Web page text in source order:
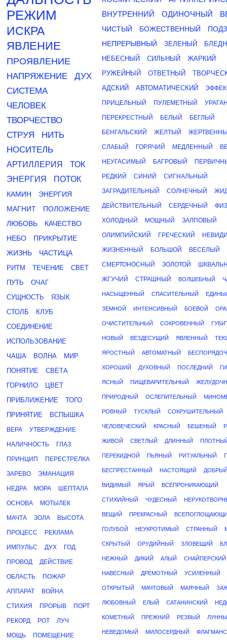
РЕЖИМ
ИСКРА
ЯВЛЕНИЕ
ПРОЯВЛЕНИЕ
НАПРЯЖЕНИЕ
ДУХ
СИСТЕМА
ЧЕЛОВЕК
ТВОРЧЕСТВО
СТРУЯ
НИТЬ
НОСИТЕЛЬ
АРТИЛЛЕРИЯ
ТОК
ЭНЕРГИЯ
ПОТОК
КАМИН
ЭНЕРГИЯ
МАГНИТ
ПОЛОЖЕНИЕ
ЛЮБОВЬ
КАЧЕСТВО
НЕБО
ПРИКРЫТИЕ
ЖИЗНЬ
ЧАСТИЦА
РИТМ ТЕЧЕНИЕ
СВЕТ
ПУТЬ
ОЧАГ
СУЩНОСТЬ
ЯЗЫК
СТОЛБ
КЛУБ
СОЕДИНЕНИЕ
ИСПОЛЬЗОВАНИЕ
ЧАША
ВОЛНА
МИР
ПОНЯТИЕ
СВЕТА
ГОРНИЛО
ЦВЕТ
ПРИБЛИЖЕНИЕ
ТОГО
ПРИНЯТИЕ
ВСПЫШКА
ВЕРА УТВЕРЖДЕНИЕ
НАЛИЧНОСТЬ ГЛАЗ
ПРИНЦИП ПЕРЕСТРЕЛКА
ЗАРЕВО ЭМАНАЦИЯ
НЕДРА МОРА ШЕПТАЛА
ОСНОВА МОТЫЛЕК
МАЧТА ЗОЛА ВЫСОТА
ПРОЦЕСС РЕКЛАМА
ИМПУЛЬС ДУХ ГОД
ПРОВОД ДЕЙСТВИЕ
ОБЛАСТЬ ПОЖАР
АППАРАТ ВОЙНА
СТИХИЯ ПРОРЫВ ПОРТ
РЕКОРД РОТ ЛУЧ
МОЩЬ ПОМЕЩЕНИЕ
ВНУТРЕННИЙ
ОДИНОЧНЫЙ
ЧИСТЫЙ БОЖЕСТВЕННЫЙ
НЕПРЕРЫВНЫЙ
ЗЕЛЕНЫЙ
НЕБЕСНЫЙ
СИЛЬНЫЙ
ЖАРКИЙ
РУЖЕЙНЫЙ
ОТВЕТНЫЙ
АДСКИЙ
АВТОМАТИЧЕСКИЙ
ПРИЦЕЛЬНЫЙ ПУЛЕМЕТНЫЙ
ПЕРЕКРЕСТНЫЙ БЕЛЫЙ БЕГЛЫЙ
БЕНГАЛЬСКИЙ ЖЕЛТЫЙ
СЛАБЫЙ ГОРЯЧИЙ МЕДЛЕННЫЙ
НЕУГАСИМЫЙ БАГРОВЫЙ
РЕДКИЙ СИНИЙ СИГНАЛЬНЫЙ
ЗАГРАДИТЕЛЬНЫЙ СОЛНЕЧНЫЙ
ДЕЙСТВИТЕЛЬНЫЙ СЕРДЕЧНЫЙ
ХОЛОДНЫЙ МОЩНЫЙ ЗАЛПОВЫЙ
ОЛИМПИЙСКИЙ ГРЕЧЕСКИЙ
ЖИЗНЕННЫЙ БОЛЬШОЙ ВЕСЕЛЫЙ
СМЕРТОНОСНЫЙ ЗОЛОТОЙ
ЖГУЧИЙ СТРАШНЫЙ ВОЛШЕБНЫЙ
НАСЫЩЕННЫЙ СПАСИТЕЛЬНЫЙ
ЗЕМНОЙ ИНТЕНСИВНЫЙ БОЕВОЙ
ОЧИСТИТЕЛЬНЫЙ СОКРОВЕННЫЙ
НОВЫЙ ВЕЗДЕСУЩИЙ ЯВЛЕННЫЙ
ЯРОСТНЫЙ АВТОМАТНЫЙ
ХОРОШИЙ ДУХОВНЫЙ ПОСЛЕДНИЙ
ЯСНЫЙ ПИЩЕВАРИТЕЛЬНЫЙ
ПРИРОДНЫЙ ОСЛЕПИТЕЛЬНЫЙ
РОВНЫЙ ТУСКЛЫЙ СОКРУШИТЕЛЬНЫЙ
ЧЕЛОВЕЧЕСКИЙ КРАСНЫЙ БЕШЕНЫЙ
ЖИВОЙ СВЕТЛЫЙ ДЛИННЫЙ
ПЕРЕКИДНОЙ ПЬЯНЫЙ РИТУАЛЬНЫЙ
БЕСПРЕСТАННЫЙ НАСТОЯЩИЙ
ВИДИМЫЙ ЯРЫЙ ВСЕПРОНИКАЮЩИЙ
СТИХИЙНЫЙ ЧУДЕСНЫЙ
ВЕЩИЙ ПРЕКРАСНЫЙ
ГОЛУБОЙ НЕУКРОТИМЫЙ СТРАННЫЙ
СКРЫТЫЙ ОРУДИЙНЫЙ ЗЛОВЕЩИЙ
НЕЖНЫЙ ДИКИЙ АЛЫЙ СНАЙПЕРСКИЙ
НАВЕСНЫЙ ДРЕМОТНЫЙ УСИЛЕННЫЙ
ОТКРЫТЫЙ МАЧТОВЫЙ МАЯЧНЫЙ
ЛЮБОВНЫЙ ЕЛЫЙ САТАНИНСКИЙ
КОМЕТНЫЙ ПРЕЖНИЙ РЕЗВЫЙ
НЕВЕДОМЫЙ МИЛОСЕРДНЫЙ